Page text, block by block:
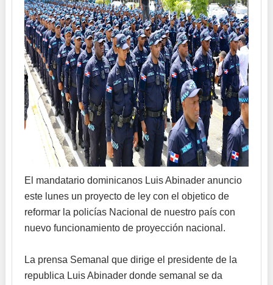
El mandatario dominicanos Luis Abinader anuncio
este lunes un proyecto de ley con el objetico de
reformar la policías Nacional de nuestro país con
nuevo funcionamiento de proyección nacional.
La prensa Semanal que dirige el presidente de la
republica Luis Abinader donde semanal se da